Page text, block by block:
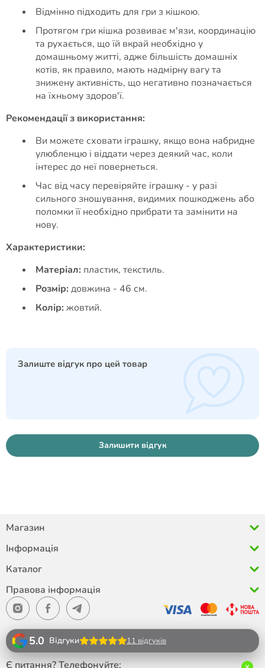
Відмінно підходить для гри з кішкою.
Протягом гри кішка розвиває м'язи, координацію
та рухається, що їй вкрай необхідно у
домашньому житті, адже більшість домашніх
котів, як правило, мають надмірну вагу та
знижену активність, що негативно позначається
на їхньому здоров'ї.
Рекомендації з використання:
Ви можете сховати іграшку, якщо вона набридне
улюбленцю і віддати через деякий час, коли
інтерес до неї повернеться.
Час від часу перевіряйте іграшку - у разі
сильного зношування, видимих пошкоджень або
поломки її необхідно прибрати та замінити на
нову.
Характеристики:
Матеріал: пластик, текстиль.
Розмір: довжина - 46 см.
Колір: жовтий.
Залиште відгук про цей товар
Залишити відгук
Магазин
Інформація
Каталог
Правова інформація
5.0 Відгуки 11 відгуків
Є питання? Телефонуйте: